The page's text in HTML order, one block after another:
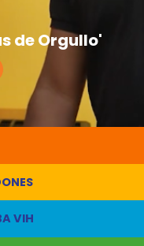
de Orgullo'
VIH